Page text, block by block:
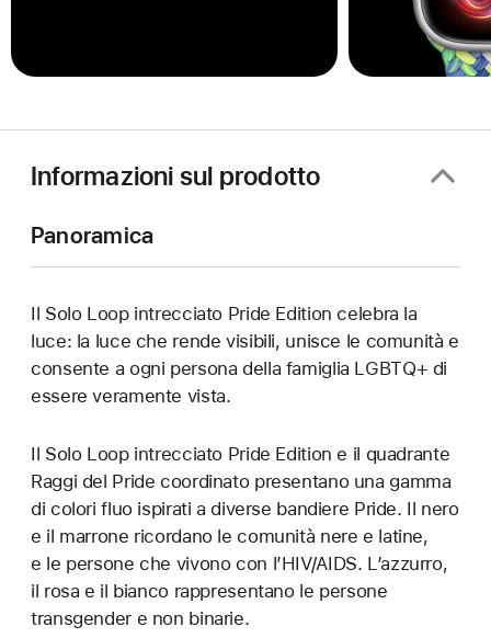
Informazioni sul prodotto
Panoramica
Il Solo Loop intrecciato Pride Edition celebra la
luce: la luce che rende visibili, unisce le comunità e
consente a ogni persona della famiglia LGBTQ+ di
essere veramente vista.
Il Solo Loop intrecciato Pride Edition e il quadrante
Raggi del Pride coordinato presentano una gamma
di colori fluo ispirati a diverse bandiere Pride. Il nero
e il marrone ricordano le comunità nere e latine,
e le persone che vivono con l’HIV/AIDS. L’azzurro,
il rosa e il bianco rappresentano le persone
transgender e non binarie.